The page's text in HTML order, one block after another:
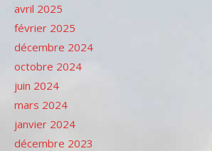
avril 2025
février 2025
décembre 2024
octobre 2024
juin 2024
mars 2024
janvier 2024
décembre 2023